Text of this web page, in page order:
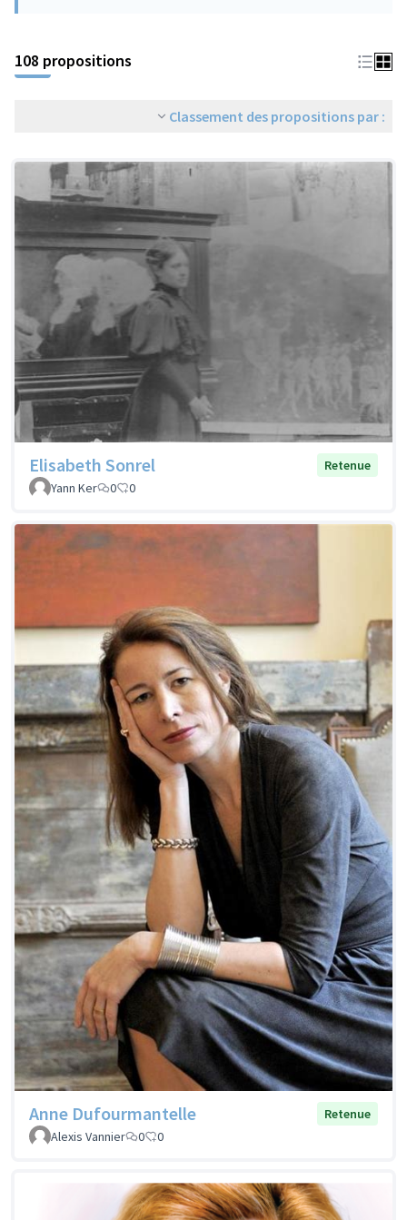
108 propositions
Classement des propositions par :
Elisabeth Sonrel
Retenue
Yann Ker
0 0
Anne Dufourmantelle
Retenue
Alexis Vannier
0 0